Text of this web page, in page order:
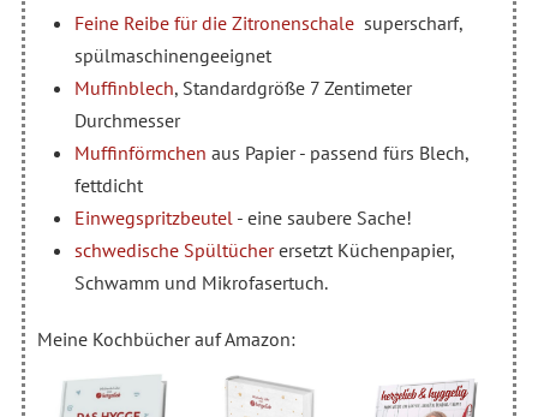
Feine Reibe für die Zitronenschale superscharf,
spülmaschinengeeignet
Muffinblech, Standardgröße 7 Zentimeter
Durchmesser
Muffinförmchen aus Papier - passend fürs Blech,
fettdicht
Einwegspritzbeutel - eine saubere Sache!
schwedische Spültücherersetzt Küchenpapier,
Schwamm und Mikrofasertuch.
Meine Kochbücher auf Amazon: